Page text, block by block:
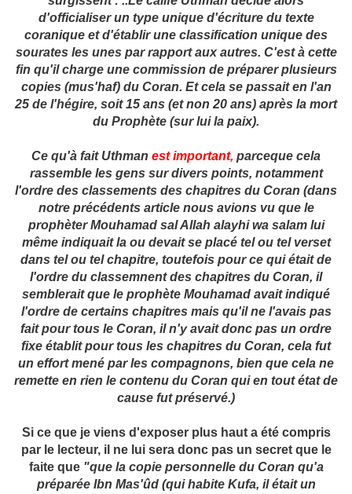
d'officialiser un type unique d'écriture du texte
coranique et d'établir une classification unique des
sourates les unes par rapport aux autres. C'est à cette
fin qu'il charge une commission de préparer plusieurs
copies (mus'haf) du Coran. Et cela se passait en l'an
25 de l'hégire, soit 15 ans (et non 20 ans) après la mort
du Prophète (sur lui la paix).
Ce qu'à fait Uthman est important, parceque cela
rassemble les gens sur divers points, notamment
l'ordre des classements des chapitres du Coran (dans
notre précédents article nous avions vu que le
prophèter Mouhamad sal Allah alayhi wa salam lui
même indiquait la ou devait se placé tel ou tel verset
dans tel ou tel chapitre, toutefois pour ce qui était de
l'ordre du classemnent des chapitres du Coran, il
semblerait que le prophète Mouhamad avait indiqué
l'ordre de certains chapitres mais qu'il ne l'avais pas
fait pour tous le Coran, il n'y avait donc pas un ordre
fixe établit pour tous les chapitres du Coran, cela fut
un effort mené par les compagnons, bien que cela ne
remette en rien le contenu du Coran qui en tout état de
cause fut préservé.)
Si ce que je viens d'exposer plus haut a été compris
par le lecteur, il ne lui sera donc pas un secret que le
faite que "que la copie personnelle du Coran qu'a
préparée Ibn Mas'ûd (qui habite Kufa, il était un